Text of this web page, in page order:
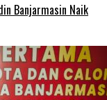
Banjarmasin Naik